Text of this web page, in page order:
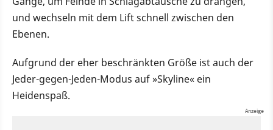
und wechseln mit dem Lift schnell zwischen den
Ebenen.
Aufgrund der eher beschränkten Größe ist auch der
Jeder-gegen-Jeden-Modus auf »Skyline« ein
Heidenspaß.